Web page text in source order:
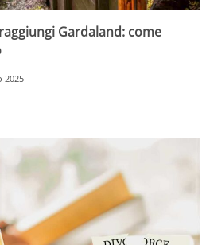
Gardaland: come
2025